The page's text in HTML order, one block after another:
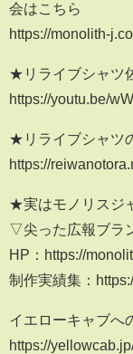
会はこちら
https://monolith-
★リライブシャツ
https://youtu.be/
★リライブシャツ
https://
★実はモノリスジ
▽尖った広報ブラ
HP：https://
制作実績集：
イエローキャブへ
https://